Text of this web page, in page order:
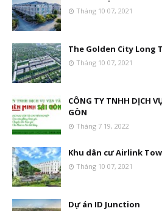
Tháng 10 07, 2021
The Golden City Long
Tháng 10 07, 2021
CÔNG TY TNHH DỊCH
GÒN
Tháng 7 19, 2022
Khu dân cư Airlink
Tháng 10 07, 2021
Dự án ID Junction